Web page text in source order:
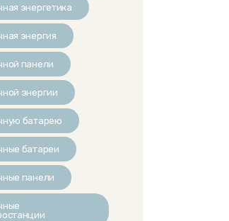
энергетика
энергия
панели
энергии
батарею
батареи
панели